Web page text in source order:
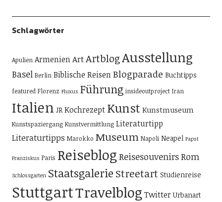
Schlagwörter
Apulien ArmenienArtArtblogAusstellung
Basel Berlin Biblische ReisenBlogparade Buchtipps
featured Florenz Fluxus Führung insideoutproject Iran
Italien JR Kochrezept Kunst Kunstmuseum
Kunstspaziergang Kunstvermittlung Literaturtipp
Literaturtipps Marokko Museum Napoli Neapel Papst
Franziskus Paris Reiseblog ReisesouvenirsRom
Schlossgarten Staatsgalerie Streetart Studienreise
StuttgartTravelblog Twitter Urbanart